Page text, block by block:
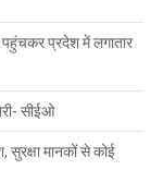
प्रदेश में लगातार
सीईओ
सुरक्षा मानकों से कोई